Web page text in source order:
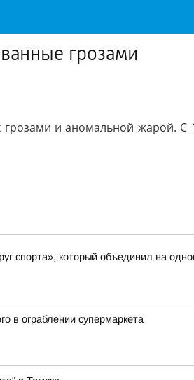
грозами
и аномальной жарой.
спорта», который объединил на
в ограблении супермаркета